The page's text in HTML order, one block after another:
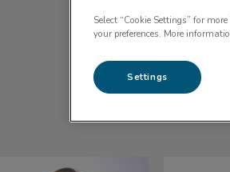
Select “Cookie Settings” for
your preferences. More
Settings